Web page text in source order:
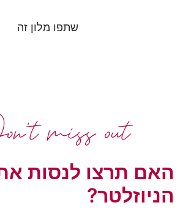
שתפו מלון זה
האם תרצו לנסות
הניוזלטר?
miss out